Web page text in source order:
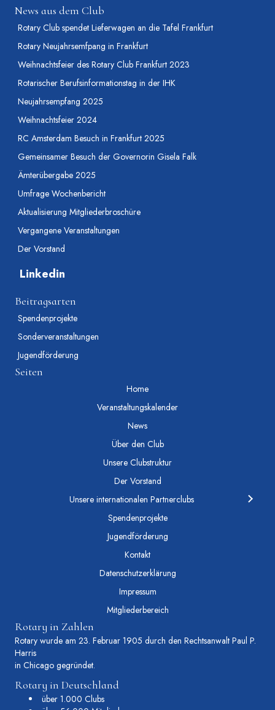
News aus dem Club
Rotary Club spendet Lieferwagen an die Tafel Frankfurt
Rotary Neujahrsemfpang in Frankfurt
Weihnachtsfeier des Rotary Club Frankfurt 2023
Rotarischer Berufsinformationstag in der IHK
Neujahrsempfang 2025
Weihnachtsfeier 2024
RC Amsterdam Besuch in Frankfurt 2025
Gemeinsamer Besuch der Governorin Gisela Falk
Ämterübergabe 2025
Umfrage Wochenbericht
Aktualisierung Mitgliederbroschüre
Vergangene Veranstaltungen
Der Vorstand
Linkedin
Beitragsarten
Spendenprojekte
Sonderveranstaltungen
Jugendförderung
Seiten
Home
Veranstaltungskalender
News
Über den Club
Unsere Clubstruktur
Der Vorstand
Unsere internationalen Partnerclubs
Spendenprojekte
Jugendförderung
Kontakt
Datenschutzerklärung
Impressum
Mitgliederbereich
Rotary in Zahlen
Rotary wurde am 23. Februar 1905 durch den Rechtsanwalt Paul P.
Harris
in Chicago gegründet.
Rotary in Deutschland
über 1.000 Clubs